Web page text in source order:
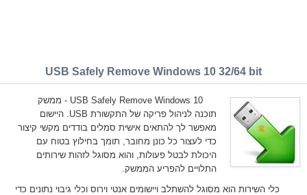
USB Safely Remove Windows 10 32/64 bit
USB Safely Remove Windows 10 - ממשק
תוכנה לניהול פריקה של התקשורת USB. היישום
מאפשר לך להתאים אישית סמלים בודדים מקשי קיצור
כדי לעצור כל כונן מחובר, תומך בחילוץ בטוח עם
היכולת לבטל פעולות, והוא מסוגל לזהות שירותים
התלויים להפריע הממשק.
כלי השירות הוא מסוגל להשתלב ויישומים אנטי וירוס וכלי גיבוי נתונים כדי